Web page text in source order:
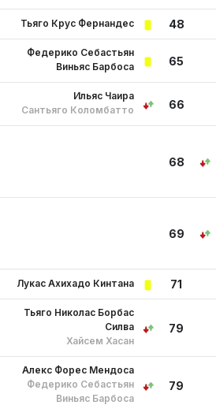
48
Тьяго Крус Фернандес
65
Федерико Себастьян
Виньяс Барбоса
66
Ильяс Чаира
Сантьяго Коломбатто
68
69
71
Лукас Ахихадо Кинтана
79
Тьяго Николас Борбас
Силва
Хайсем Хасан
79
Алекс Форес Мендоса
Федерико Себастьян
Виньяс Барбоса